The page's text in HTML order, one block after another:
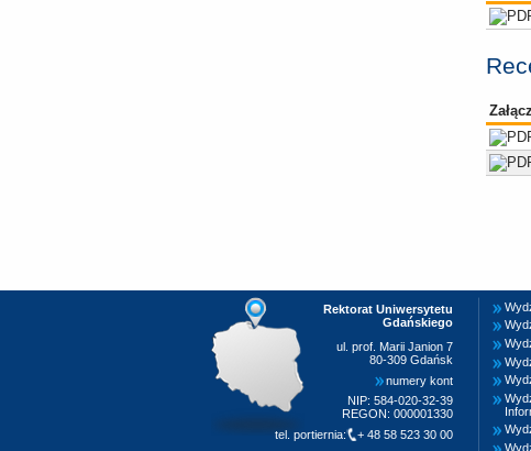
Rektorat Uniwersytetu
Gdańskiego
ul. prof. Marii Janion 7
80-309 Gdańsk
numery kont
NIP: 584-020-32-39
REGON: 000001330
tel. portiernia:
+ 48 58 523 30 00